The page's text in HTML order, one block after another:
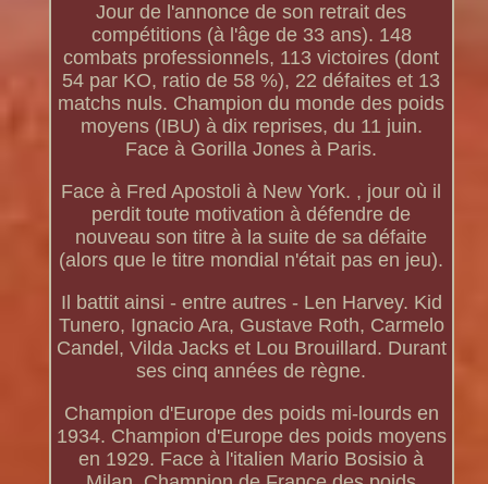
Jour de l'annonce de son retrait des
compétitions (à l'âge de 33 ans). 148
combats professionnels, 113 victoires (dont
54 par KO, ratio de 58 %), 22 défaites et 13
matchs nuls. Champion du monde des poids
moyens (IBU) à dix reprises, du 11 juin.
Face à Gorilla Jones à Paris.
Face à Fred Apostoli à New York. , jour où il
perdit toute motivation à défendre de
nouveau son titre à la suite de sa défaite
(alors que le titre mondial n'était pas en jeu).
Il battit ainsi - entre autres - Len Harvey. Kid
Tunero, Ignacio Ara, Gustave Roth, Carmelo
Candel, Vilda Jacks et Lou Brouillard. Durant
ses cinq années de règne.
Champion d'Europe des poids mi-lourds en
1934. Champion d'Europe des poids moyens
en 1929. Face à l'italien Mario Bosisio à